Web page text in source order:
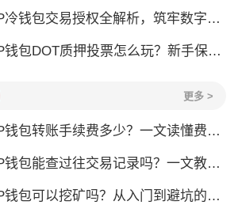
钱包交易授权全解析，筑牢数字资产交易的安全防线
包DOT质押投票怎么玩？新手保姆级实操教程
更多 >
包转账手续费多少？一文读懂费率规则与实用攻略
包能查过往交易记录吗？一文教你轻松追溯所有链上操作
包可以挖矿吗？从入门到避坑的完整指南